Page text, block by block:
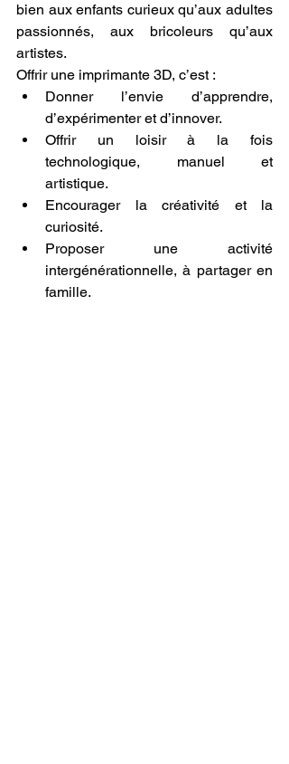
bien aux enfants curieux qu’aux adultes
passionnés, aux bricoleurs qu’aux
artistes.
Offrir une imprimante 3D, c’est :
Donner l’envie d’apprendre,
d’expérimenter et d’innover.
Offrir un loisir à la fois
technologique, manuel et
artistique.
Encourager la créativité et la
curiosité.
Proposer une activité
intergénérationnelle, à partager en
famille.